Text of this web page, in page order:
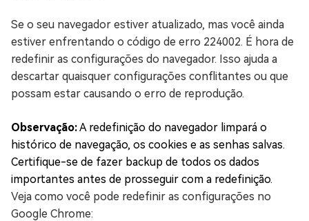
Se o seu navegador estiver atualizado, mas você ainda
estiver enfrentando o código de erro 224002. É hora de
redefinir as configurações do navegador. Isso ajuda a
descartar quaisquer configurações conflitantes ou que
possam estar causando o erro de reprodução.
Observação:A redefinição do navegador limpará o
histórico de navegação, os cookies e as senhas salvas.
Certifique-se de fazer backup de todos os dados
importantes antes de prosseguir com a redefinição.
Veja como você pode redefinir as configurações no
Google Chrome: